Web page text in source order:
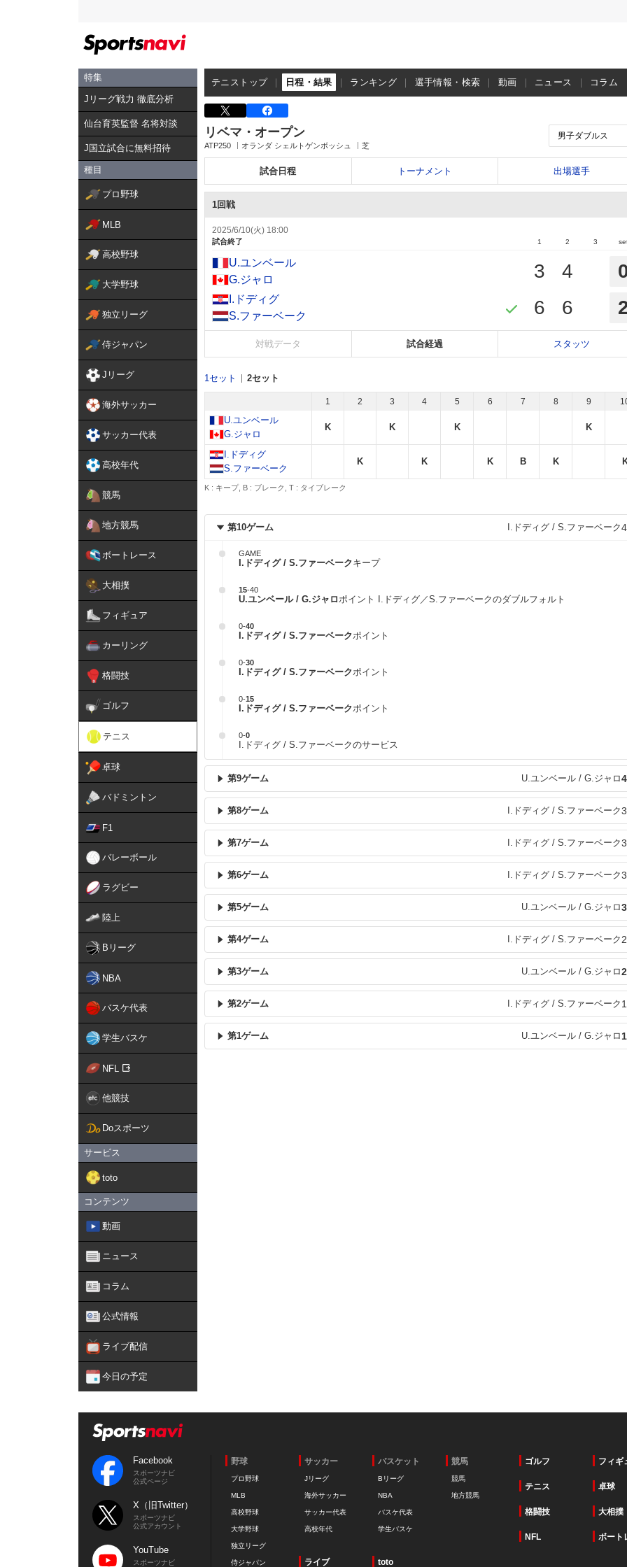
特集
Jリーグ戦力 徹底分析
仙台育英監督 名将対談
J国立試合に無料招待
種目
プロ野球
MLB
高校野球
大学野球
独立リーグ
侍ジャパン
Jリーグ
海外サッカー
サッカー代表
高校年代
競馬
地方競馬
ボートレース
大相撲
フィギュア
カーリング
格闘技
ゴルフ
テニス
卓球
バドミントン
F1
バレーボール
ラグビー
陸上
Bリーグ
NBA
バスケ代表
学生バスケ
NFL
他競技
Doスポーツ
サービス
toto
コンテンツ
動画
ニュース
コラム
公式情報
ライブ配信
今日の予定
テニストップ 日程・結果 ランキング 選手情報・検索 動画 ニュース コラム
リベマ・オープン
ATP250 オランダ シェルトゲンボッシュ 芝
試合日程 トーナメント 出場選手
1回戦
2025/6/10(火) 18:00
試合終了 1 2 3
U.ユンベール
G.ジャロ
3 4
I.ドディグ
S.ファーベーク
6 6
対戦データ 試合経過 スタッツ
1セット 2セット
1 2 3 4 5 6 7 8 9
U.ユンベール
G.ジャロ
K K K K
I.ドディグ
S.ファーベーク
K K K B K
K : キープ, B : ブレーク, T : タイブレーク
第10ゲーム I.ドディグ / S.ファーベーク4
GAME
I.ドディグ / S.ファーベークキープ
15-40
U.ユンベール / G.ジャロポイント I.ドディグ／S.ファーベークのダブルフォルト
0-40
I.ドディグ / S.ファーベークポイント
0-30
I.ドディグ / S.ファーベークポイント
0-15
I.ドディグ / S.ファーベークポイント
0-0
I.ドディグ / S.ファーベークのサービス
第9ゲーム U.ユンベール / G.ジャロ4
第8ゲーム I.ドディグ / S.ファーベーク3
第7ゲーム I.ドディグ / S.ファーベーク3
第6ゲーム I.ドディグ / S.ファーベーク3
第5ゲーム U.ユンベール / G.ジャロ3
第4ゲーム I.ドディグ / S.ファーベーク 2
第3ゲーム U.ユンベール / G.ジャロ2
第2ゲーム I.ドディグ / S.ファーベーク 1
第1ゲーム U.ユンベール / G.ジャロ 1
Facebook
スポーツナビ
公式ページ
X（旧Twitter）
スポーツナビ
公式アカウント
YouTube
スポーツナビ
野球
プロ野球
MLB
高校野球
大学野球
独立リーグ
侍ジャパン
サッカー
Jリーグ
海外サッカー
サッカー代表
高校年代
バスケット
Bリーグ
NBA
バスケ代表
学生バスケ
競馬
競馬
地方競馬
ゴルフ フィギ
テニス 卓球
格闘技 大相撲
NFL ボート
ライブ toto